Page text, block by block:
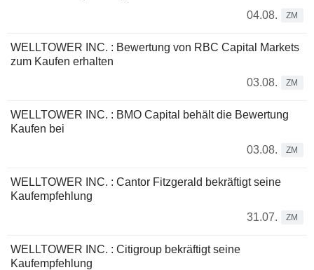
04.08.
ZM
WELLTOWER INC. : Bewertung von RBC Capital Markets
zum Kaufen erhalten
03.08.
ZM
WELLTOWER INC. : BMO Capital behält die Bewertung
Kaufen bei
03.08.
ZM
WELLTOWER INC. : Cantor Fitzgerald bekräftigt seine
Kaufempfehlung
31.07.
ZM
WELLTOWER INC. : Citigroup bekräftigt seine
Kaufempfehlung